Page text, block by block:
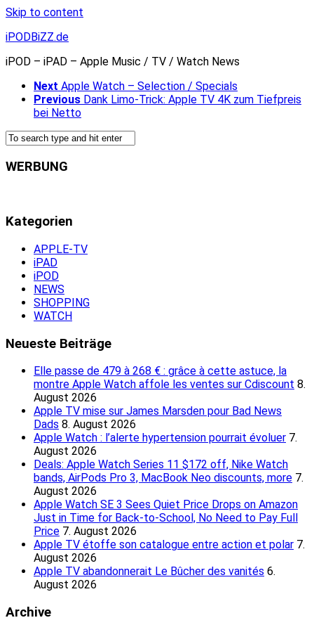
Skip to content
iPODBiZZ.de
iPOD – iPAD – Apple Music / TV / Watch News
Next Apple Watch – Selection / Specials
Previous Dank Limo-Trick: Apple TV 4K zum Tiefpreis
bei Netto
WERBUNG
Kategorien
APPLE-TV
iPAD
iPOD
NEWS
SHOPPING
WATCH
Neueste Beiträge
Elle passe de 479 à 268 € : grâce à cette astuce, la
montre Apple Watch affole les ventes sur Cdiscount 8.
August 2026
Apple TV mise sur James Marsden pour Bad News
Dads 8. August 2026
Apple Watch : l’alerte hypertension pourrait évoluer 7.
August 2026
Deals: Apple Watch Series 11 $172 off, Nike Watch
bands, AirPods Pro 3, MacBook Neo discounts, more 7.
August 2026
Apple Watch SE 3 Sees Quiet Price Drops on Amazon
Just in Time for Back-to-School, No Need to Pay Full
Price 7. August 2026
Apple TV étoffe son catalogue entre action et polar 7.
August 2026
Apple TV abandonnerait Le Bûcher des vanités 6.
August 2026
Archive